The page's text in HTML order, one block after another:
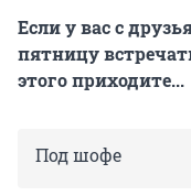
Если у вас с
пятницу
этого приходите...
Под шофе